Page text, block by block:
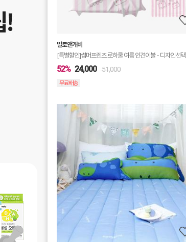
밀로앤개비
[특별할인]썸머프렌즈 로하쿨 여름 인견이불 - 디자인선택
52% 24,000 51,000
무료배송